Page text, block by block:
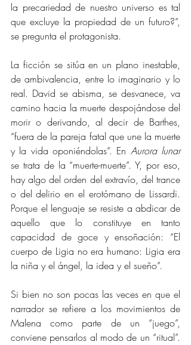
la precariedad de nuestro universo es tal
que excluye la propiedad de un futuro?”,
se pregunta el protagonista.
La ficción se sitúa en un plano inestable,
de ambivalencia, entre lo imaginario y lo
real. David se abisma, se desvanece, va
camino hacia la muerte despojándose del
morir o derivando, al decir de Barthes,
“fuera de la pareja fatal que une la muerte
y la vida oponiéndolas”. En Aurora lunar
se trata de la “muerte-muerte”. Y, por eso,
hay algo del orden del extravío, del trance
o del delirio en el erotómano de Lissardi.
Porque el lenguaje se resiste a abdicar de
aquello que lo constituye en tanto
capacidad de goce y ensoñación: “El
cuerpo de Ligia no era humano: Ligia era
la niña y el ángel, la idea y el sueño”.
Si bien no son pocas las veces en que el
narrador se refiere a los movimientos de
Malena como parte de un “juego”,
conviene pensarlos al modo de un “ritual”.